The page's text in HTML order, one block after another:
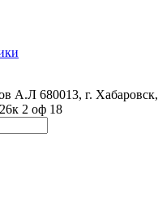
А.Л 680013, г. Хабаровск,
2 оф 18